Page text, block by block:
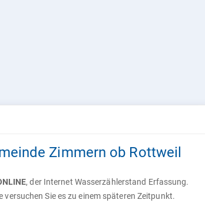
Zimmern ob Rottweil
, der Internet Wasserzählerstand Erfassung.
Sie es zu einem späteren Zeitpunkt.